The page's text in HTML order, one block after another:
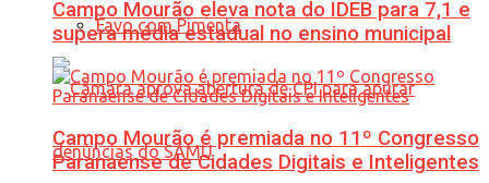
Favo com Pimenta
Campo Mourão eleva nota do IDEB para 7,1 e
supera média estadual no ensino municipal
Campo Mourão é premiada no 11º Congresso
Paranaense de Cidades Digitais e Inteligentes